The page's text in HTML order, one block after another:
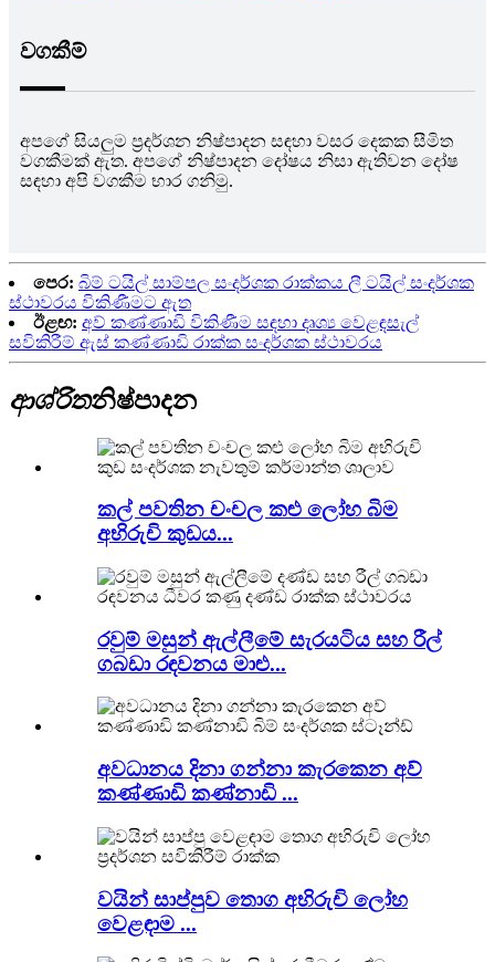
වගකීම්
අපගේ සියලුම ප්‍රදර්ශන නිෂ්පාදන සඳහා වසර දෙකක සීමිත
වගකීමක් ඇත. අපගේ නිෂ්පාදන දෝෂය නිසා ඇතිවන දෝෂ
සඳහා අපි වගකීම භාර ගනිමු.
පෙර: බිම් ටයිල් සාම්පල සංදර්ශක රාක්කය ලී ටයිල් සංදර්ශක
ස්ථාවරය විකිණීමට ඇත
ඊළඟ: අව් කණ්ණාඩි විකිණීම සඳහා දෘශ්‍ය වෙළඳසැල්
සවිකිරීම් ඇස් කණ්ණාඩි රාක්ක සංදර්ශක ස්ථාවරය
ආශ්රිතනිෂ්පාදන
කල් පවතින චංචල කළු ලෝහ බිම
අභිරුචි කුඩය...
රවුම් මසුන් ඇල්ලීමේ සැරයටිය සහ රීල්
ගබඩා රඳවනය මාළු...
අවධානය දිනා ගන්නා කැරකෙන අව්
කණ්ණාඩි කණ්නාඩි ...
වයින් සාප්පුව තොග අභිරුචි ලෝහ
වෙළඳාම ...